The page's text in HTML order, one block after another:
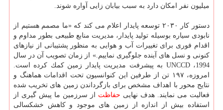
میلیون نفر امكان دارد به سبب بیابان زایی آواره شوند.
دستور كار ۲۰۳۰ توسعه پایدار اعلام می كند كه «ما مصمم هستیم از
نابودی سیاره بوسیله تولید پایدار، مدیریت منابع طبیعی بطور مداوم و
اقدام فوری برای تغییرات آب و هوایی به منظور پشتیبانی از نیازهای
كنونی و نسل های آینده جلوگیری نماییم.» از زمان تصویب آن در سال
1994، UNCCD به پیشرفت مدیریت پایدار زمین كمك كرده است.
امروزه، ۱۹۷ تن از طرفین این كنوانسیون تحت اقدامات هماهنگ و
نتایج محور با اهداف مشخص برای بازگرداندن زمین های تخریب شده
فعالیت می نمایند. هدف نهایی حفاظت از سرزمین ما پیش گیری از
استفاده بیش از اندازه از زمین های موجود و كاهش خشكسالی